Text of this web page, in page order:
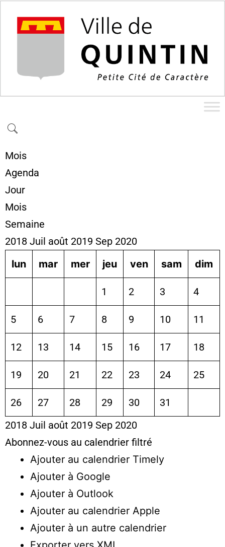
Mois
Agenda
Jour
Mois
Semaine
2018 Juil août 2019 Sep 2020
lun
mar mer jeu ven sam dim
1 2 3 4
5 6 7 8 9 10 11
12 13 14 15 16 17 18
19 20 21 22 23 24 25
26 27 28 29 30
31
2018 Juil août 2019 Sep 2020
Abonnez-vous au calendrier filtré
Ajouter au calendrier Timely
Ajouter à Google
Ajouter à Outlook
Ajouter au calendrier Apple
Ajouter à un autre calendrier